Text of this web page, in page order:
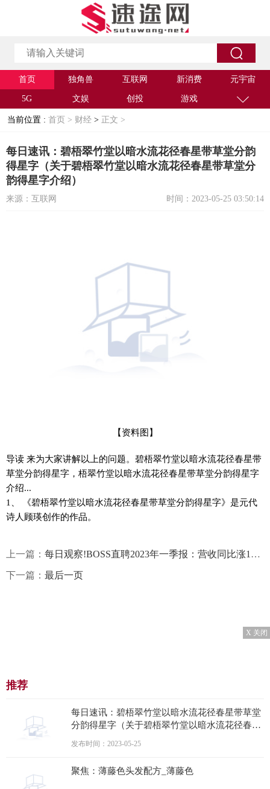
首页 独角兽 互联网 新消费 元宇宙
5G 文娱 创投 游戏
当前位置 : 首页 > 财经 > 正文 >
每日速讯：碧梧翠竹堂以暗水流花径春星带草堂分韵
得星字（关于碧梧翠竹堂以暗水流花径春星带草堂分
韵得星字介绍）
来源：互联网 时间：2023-05-25 03:50:14
【资料图】
导读 来为大家讲解以上的问题。碧梧翠竹堂以暗水流花径春星带
草堂分韵得星字，梧翠竹堂以暗水流花径春星带草堂分韵得星字
介绍...
1、 《碧梧翠竹堂以暗水流花径春星带草堂分韵得星字》是元代
诗人顾瑛创作的作品。
上一篇： 每日观察!BOSS直聘2023年一季报：营收同比涨12.3%，连续八个季度盈利
下一篇： 最后一页
X 关闭
推荐
每日速讯：碧梧翠竹堂以暗水流花径春星带草堂
分韵得星字（关于碧梧翠竹堂以暗水流花径春星
发布时间：2023-05-25
聚焦：薄藤色头发配方_薄藤色